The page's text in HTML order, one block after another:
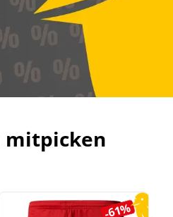
mitpicken
-61%